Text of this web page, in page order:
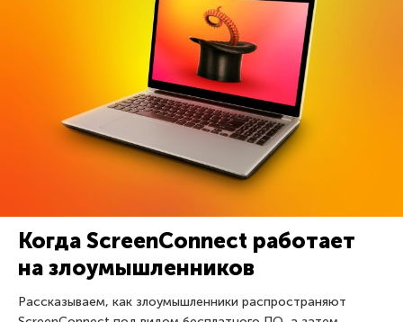
Когда ScreenConnect работает
на злоумышленников
Рассказываем, как злоумышленники распространяют